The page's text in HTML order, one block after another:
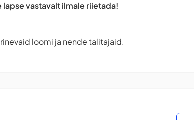
lapse vastavalt ilmale riietada!
loomi ja nende talitajaid.